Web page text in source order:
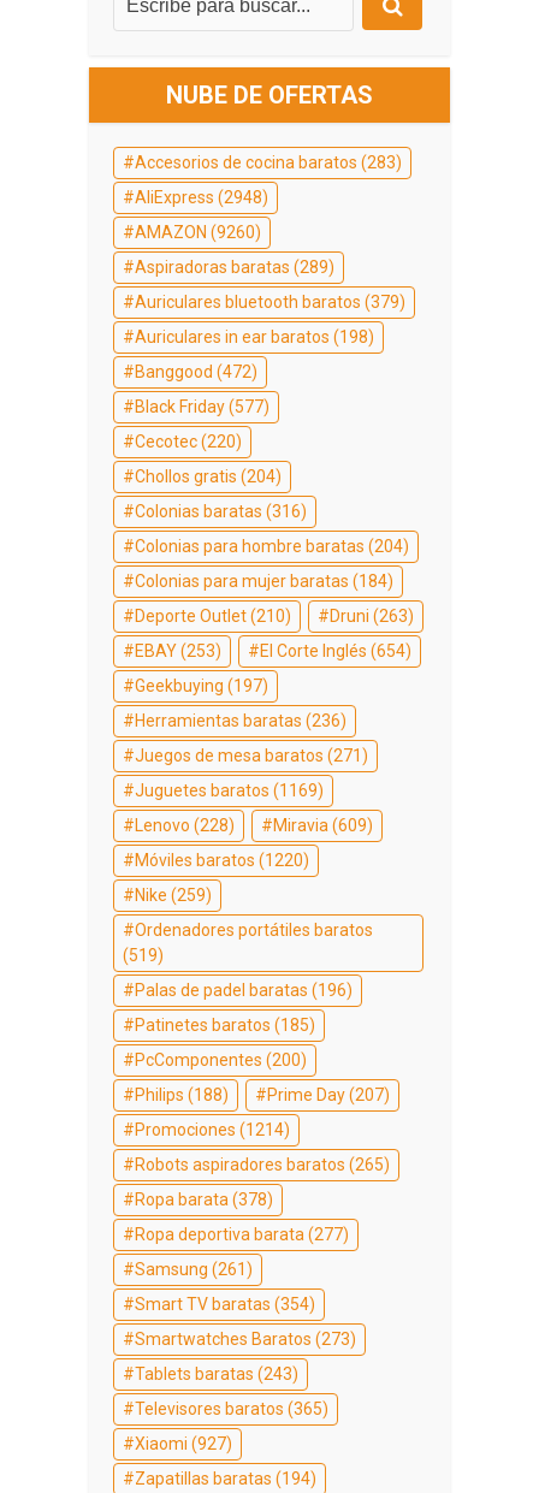
NUBE DE OFERTAS
Accesorios de cocina baratos (283)
AliExpress (2948)
AMAZON (9260)
Aspiradoras baratas (289)
Auriculares bluetooth baratos (379)
Auriculares in ear baratos (198)
Banggood (472)
Black Friday(577)
Cecotec(220)
Chollos gratis (204)
Colonias baratas (316)
Colonias para hombre baratas (204)
Colonias para mujer baratas (184)
Deporte Outlet(210) Druni (263)
EBAY(253) El Corte Inglés (654)
Geekbuying (197)
Herramientas baratas (236)
Juegos de mesa baratos (271)
Juguetes baratos (1169)
Lenovo (228) Miravia (609)
Móviles baratos (1220)
Nike (259)
Ordenadores portátiles baratos
(519)
Palas de padel baratas (196)
Patinetes baratos (185)
PcComponentes (200)
Philips (188) Prime Day(207)
Promociones (1214)
Robots aspiradores baratos (265)
Ropa barata (378)
Ropa deportiva barata (277)
Samsung (261)
Smart TV baratas (354)
Smartwatches Baratos (273)
Tablets baratas (243)
Televisores baratos (365)
Xiaomi (927)
Zapatillas baratas (194)